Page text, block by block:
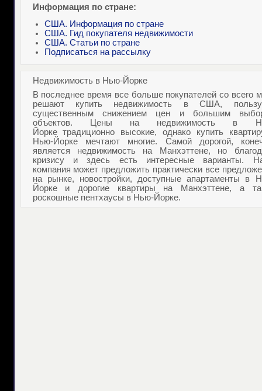
Информация по стране:
США. Информация по стране
США. Гид покупателя недвижимости
США. Статьи по стране
Подписаться на рассылку
Недвижимость в Нью-Йорке
В последнее время все больше покупателей со всего
решают купить недвижимость в США,
существенным снижением цен и большим
объектов.
Цены на недвижимость в
Йоркетрадиционно высокие, однако купить
Нью-Йоркемечтают многие. Самой дорогой,
является недвижимость на Манхэттене, но
кризису и здесь есть интересные варианты.
компания может предложить практически все
на рынке, новостройки, доступныеапартаменты в
Йоркеи дорогие квартиры на Манхэттене, а
роскошные пентхаусы в Нью-Йорке.